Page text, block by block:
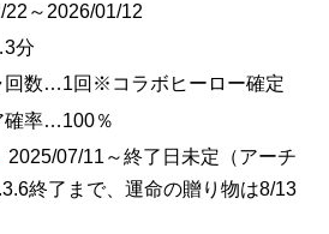
～2026/01/12
分
回数…1回※コラボヒーロー確定
確率…100％
2025/07/11～終了日未定（アーチ
終了まで、運命の贈り物は8/13